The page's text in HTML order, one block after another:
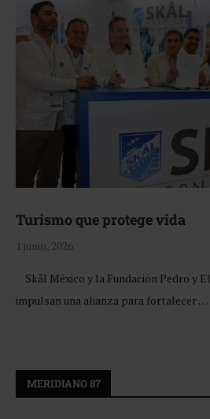
Turismo que protege vida
1 junio, 2026
Skål México y la Fundación Pedro y
impulsan una alianza para fortalecer …
MERIDIANO 87